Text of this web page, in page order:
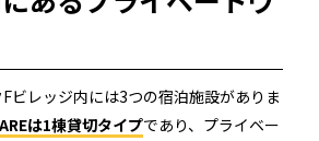
ビレッジ内には3つの宿泊施設がありま
は1棟貸切タイプであり、プライベー
ックとの連携
覧
プ
れ